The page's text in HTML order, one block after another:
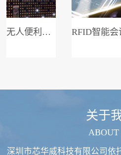
无人便利店系统
关于
ABOUT
深圳市芯华威科技有限公司依